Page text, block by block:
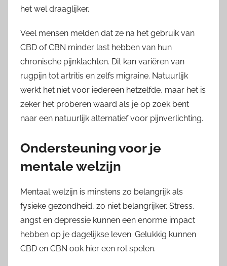
het wel draaglijker.
Veel mensen melden dat ze na het gebruik van
CBD of CBN minder last hebben van hun
chronische pijnklachten. Dit kan variëren van
rugpijn tot artritis en zelfs migraine. Natuurlijk
werkt het niet voor iedereen hetzelfde, maar het is
zeker het proberen waard als je op zoek bent
naar een natuurlijk alternatief voor pijnverlichting.
Ondersteuning voor je
mentale welzijn
Mentaal welzijn is minstens zo belangrijk als
fysieke gezondheid, zo niet belangrijker. Stress,
angst en depressie kunnen een enorme impact
hebben op je dagelijkse leven. Gelukkig kunnen
CBD en CBN ook hier een rol spelen.